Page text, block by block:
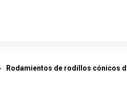
Rodamientos de rodillos cónicos